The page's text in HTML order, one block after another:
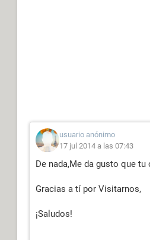
usuario anónimo
17 jul 2014 a las 07:43
De nada,Me da gusto que
Gracias a tí por Visitarnos,
¡Saludos!